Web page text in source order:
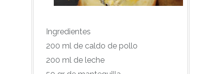
Ingredientes
200 ml de caldo de pollo
200 ml de leche